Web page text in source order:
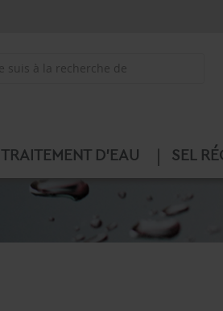
TRAITEMENT D'EAU SEL